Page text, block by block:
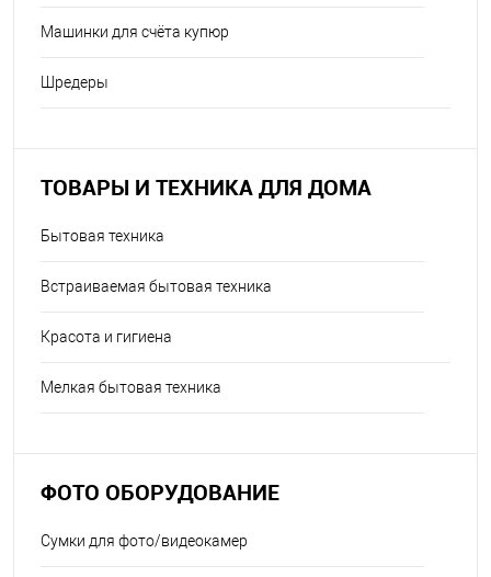
Машинки для счёта купюр
Шредеры
ТОВАРЫ И ТЕХНИКА ДЛЯ ДОМА
Бытовая техника
Встраиваемая бытовая техника
Красота и гигиена
Мелкая бытовая техника
ФОТО ОБОРУДОВАНИЕ
Сумки для фото/видеокамер